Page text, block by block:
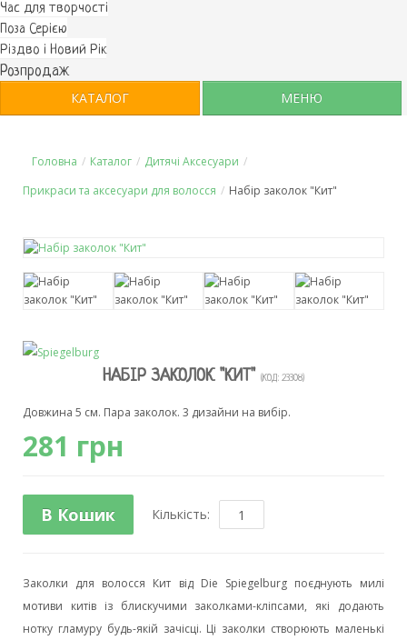
Час для творчості
Поза Серією
Різдво і Новий Рік
Розпродаж
КАТАЛОГ
МЕНЮ
Головна / Каталог / Дитячі Аксесуари /
Прикраси та аксесуари для волосся / Набір заколок "Кит"
НАБІР ЗАКОЛОК "КИТ" (КОД: 23308)
Довжина 5 см. Пара заколок. 3 дизайни на вибір.
281 грн
В Кошик Кількість:
Заколки для волосся Кит від Die Spiegelburg поєднують милі
мотиви китів із блискучими заколками-кліпсами, які додають
нотку гламуру будь-якій зачісці. Ці заколки створюють маленькі